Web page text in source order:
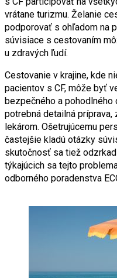
vrátane turizmu. Želanie
podporovať s ohľadom na
súvisiace s cestovaním
u zdravých ľudí.
Cestovanie v krajine, kde
pacientov s CF, môže byť
bezpečného a
potrebná detailná
lekárom. Ošetrujúcemu
častejšie kladú otázky
skutočnosť sa tiež
týkajúcich sa tejto
odborného poradenstva